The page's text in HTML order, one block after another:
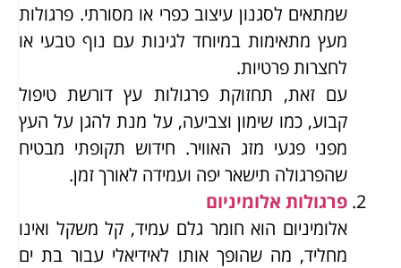
שמתאים לסגנון עיצוב כפרי או מסורתי. פרגולות
מעץ מתאימות במיוחד לגינות עם נוף טבעי או
לחצרות פרטיות.
עם זאת, תחזוקת פרגולות עץ דורשת טיפול
קבוע, כמו שימון וצביעה, על מנת להגן על העץ
מפני פגעי מזג האוויר. חידוש תקופתי מבטיח
שהפרגולה תישאר יפה ועמידה לאורך זמן.
פרגולות אלומיניום
אלומיניום הוא חומר גלם עמיד, קל משקל ואינו
מחליד, מה שהופך אותו לאידיאלי עבור בת ים